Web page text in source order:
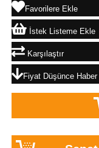
Favorilere Ekle
İstek Listeme Ekle
Karşılaştır
Fiyat Düşünce Haber